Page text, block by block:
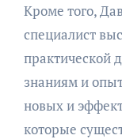
Кроме того,
специалист
практической
знаниям и
новых и
которые